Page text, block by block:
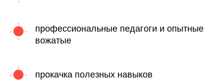
профессиональные педагоги и опытные
вожатые
прокачка полезных навыков